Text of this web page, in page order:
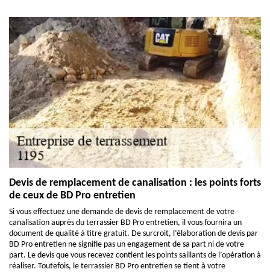
Devis de remplacement de canalisation : les points forts
de ceux de BD Pro entretien
Si vous effectuez une demande de devis de remplacement de votre
canalisation auprès du terrassier BD Pro entretien, il vous fournira un
document de qualité à titre gratuit. De surcroit, l’élaboration de devis par
BD Pro entretien ne signifie pas un engagement de sa part ni de votre
part. Le devis que vous recevez contient les points saillants de l’opération à
réaliser. Toutefois, le terrassier BD Pro entretien se tient à votre